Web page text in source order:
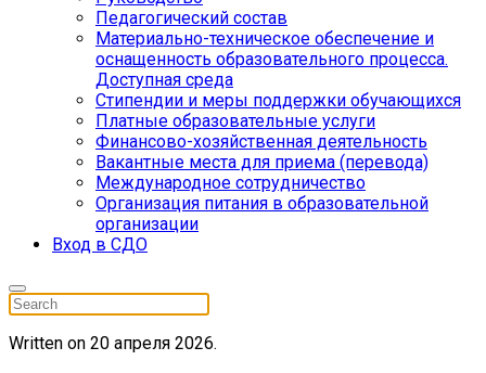
Педагогический состав
Материально-техническое обеспечение и
оснащенность образовательного процесса.
Доступная среда
Cтипендии и меры поддержки обучающихся
Платные образовательные услуги
Финансово-хозяйственная деятельность
Вакантные места для приема (перевода)
Международное сотрудничество
Организация питания в образовательной
организации
Вход в СДО
Written on 20 апреля 2026.